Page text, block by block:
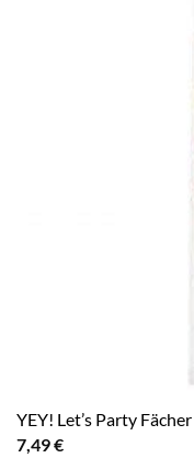
YEY! Let’s Party
7,49€